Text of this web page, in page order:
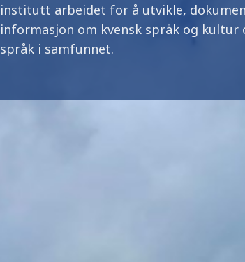
institutt arbeidet for å utvikle,
informasjon om kvensk språk og kultur
språk i samfunnet.